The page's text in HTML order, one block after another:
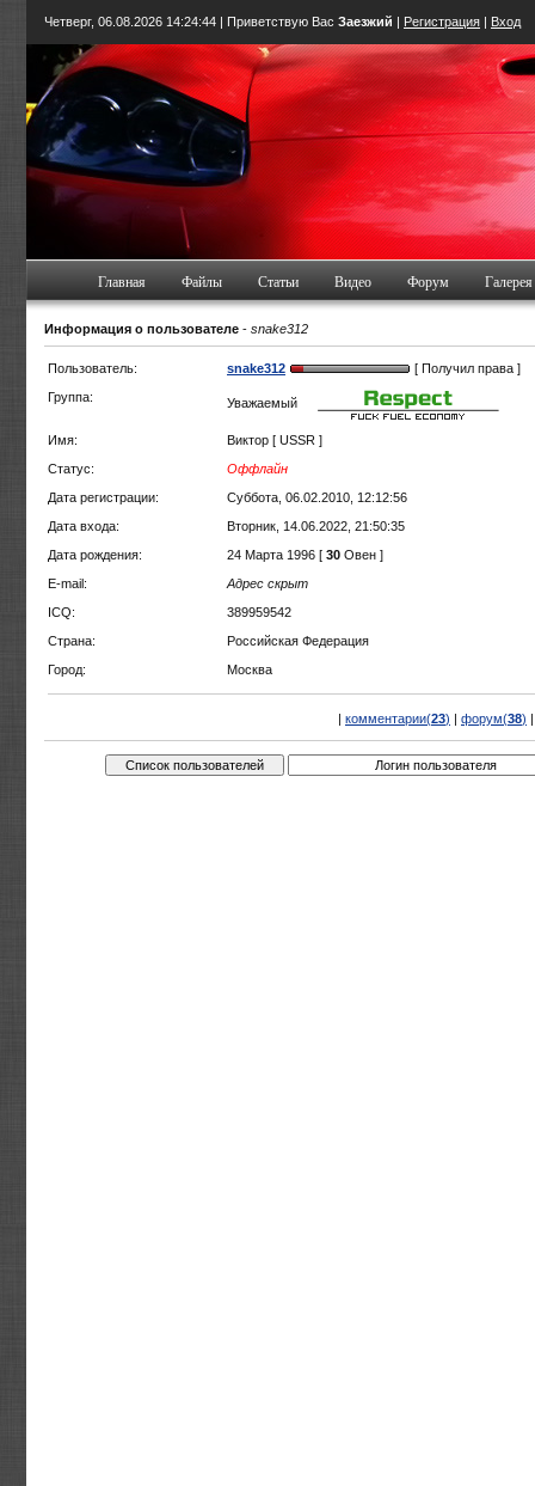
Четверг, 06.08.2026 14:24:44 | Приветствую Вас Заезжий | Регистрация | Вход
Главная Файлы Статьи Видео Форум Галерея
Информация о пользователе - snake312
Пользователь: snake312
[ Получил права ]
Группа:
Уважаемый
Имя:
Виктор [ USSR ]
Статус:
Оффлайн
Дата регистрации:
Суббота, 06.02.2010, 12:12:56
Дата входа:
Вторник, 14.06.2022, 21:50:35
Дата рождения:
24 Марта 1996 [ 30 Овен ]
E-mail:
Адрес скрыт
ICQ:
389959542
Страна:
Российская Федерация
Город:
Москва
комментарии(23) форум(38)